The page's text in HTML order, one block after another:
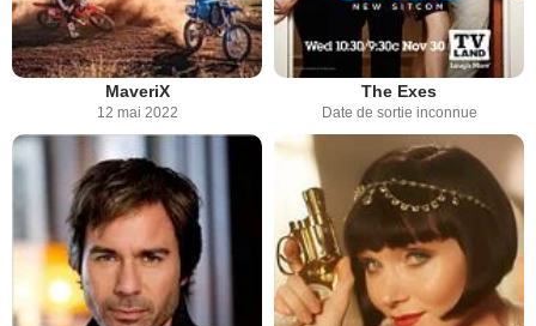
MaveriX
12 mai 2022
The Exes
Date de sortie inconnue